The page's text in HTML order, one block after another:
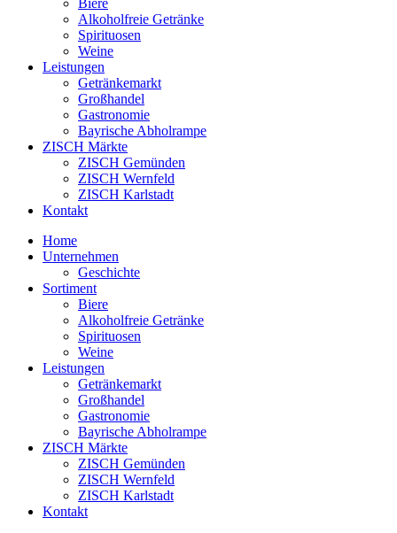
Biere
Alkoholfreie Getränke
Spirituosen
Weine
Leistungen
Getränkemarkt
Großhandel
Gastronomie
Bayrische Abholrampe
ZISCH Märkte
ZISCH Gemünden
ZISCH Wernfeld
ZISCH Karlstadt
Kontakt
Home
Unternehmen
Geschichte
Sortiment
Biere
Alkoholfreie Getränke
Spirituosen
Weine
Leistungen
Getränkemarkt
Großhandel
Gastronomie
Bayrische Abholrampe
ZISCH Märkte
ZISCH Gemünden
ZISCH Wernfeld
ZISCH Karlstadt
Kontakt